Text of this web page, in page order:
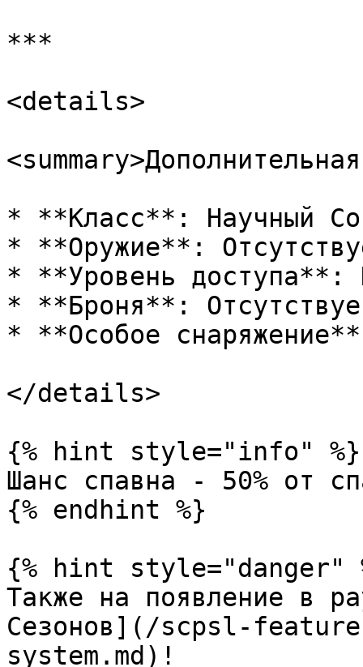
***
<details>
* **Класс**: Научный
* **Оружие**:
* **Уровень доступа**:
* **Броня**:
* **Особое
</details>
{% hint style="info" %}
Шанс спавна - 50% от
{% endhint %}
{% hint style="danger"
Также на появление в
Сезонов](/scpsl-
system.md)!